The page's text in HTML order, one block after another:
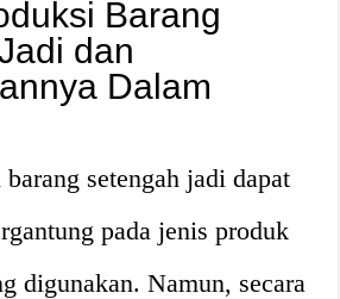
Barang
dan
Dalam
setengah jadi dapat
pada jenis produk
digunakan. Namun, secara